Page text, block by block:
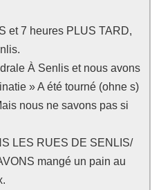
et 7 heures PLUS TARD,
À Senlis et nous avons
» A été tourné (ohne s)
nous ne savons pas si
LES RUES DE SENLIS/
mangé un pain au